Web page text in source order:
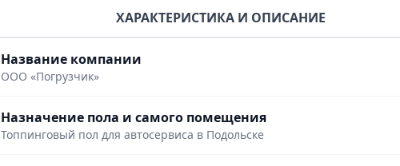
ХАРАКТЕРИСТИКА И ОПИСАНИЕ
Название компании
ООО «Погрузчик»
Назначение пола и самого помещения
Топпинговый пол для автосервиса в Подольске